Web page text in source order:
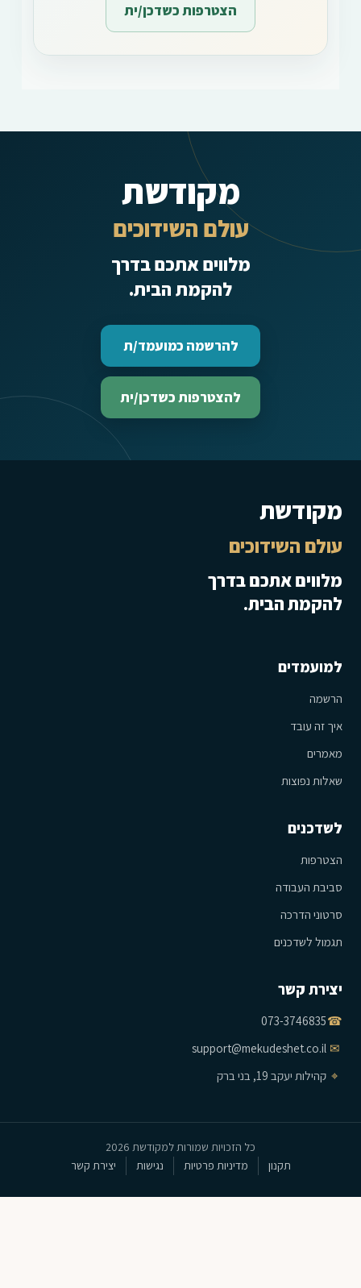
הצטרפות כשדכן/ית
מקודשת
עולם השידוכים
מלווים אתכם בדרך
להקמת הבית.
להרשמה כמועמד/ת
להצטרפות כשדכן/ית
מקודשת
עולם השידוכים
מלווים אתכם בדרך
להקמת הבית.
למועמדים
הרשמה
איך זה עובד
מאמרים
שאלות נפוצות
לשדכנים
הצטרפות
סביבת העבודה
סרטוני הדרכה
תגמול לשדכנים
יצירת קשר
☎
073-3746835
✉
support@mekudeshet.co.il
⌖ קהילות יעקב 19, בני ברק
כל הזכויות שמורות למקודשת 2026
תקנון
מדיניות פרטיות נגישות יצירת קשר